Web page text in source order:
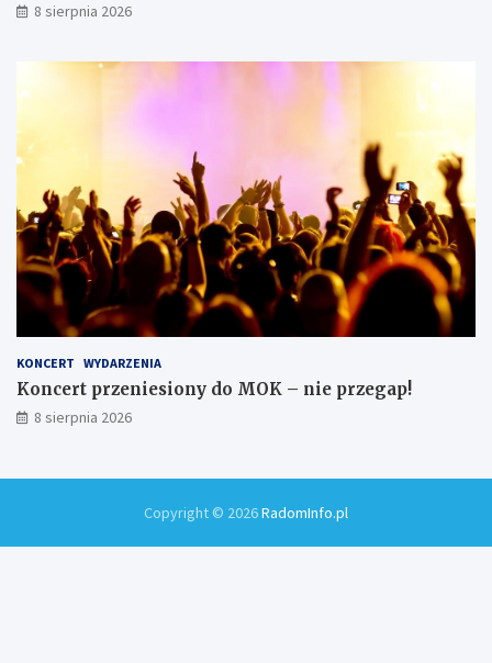
8 sierpnia 2026
KONCERT WYDARZENIA
Koncert przeniesiony do MOK – nie przegap!
8 sierpnia 2026
Copyright © 2026RadomInfo.pl